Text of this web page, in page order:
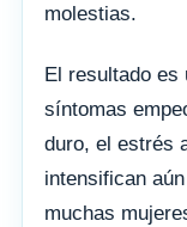
molestias.
El resultado es
síntomas
duro, el estrés
intensifican
muchas